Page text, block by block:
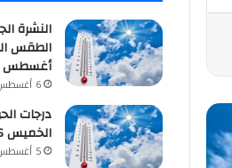
النشرة
أغسطس
6 أغسطس، 2026
درجات
الخميس 6 أغسطس 2026
5 أغسطس، 2026